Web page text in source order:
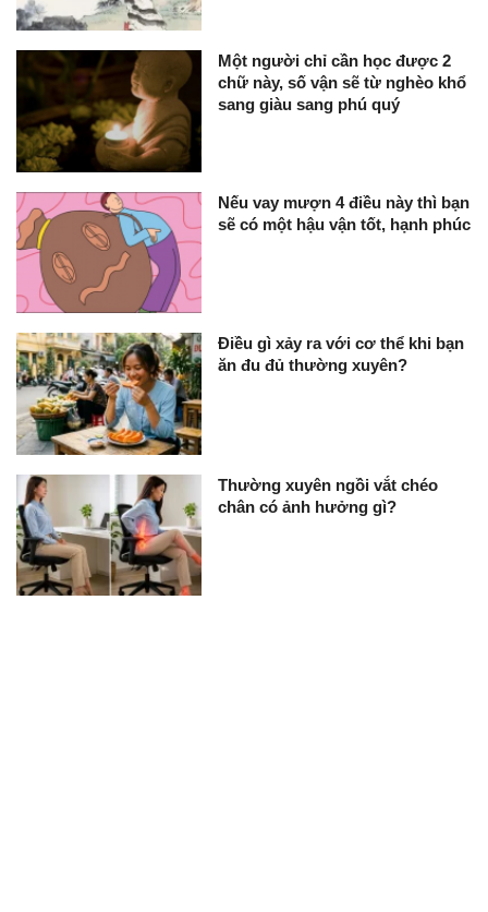
Một người chỉ cần học được 2
chữ này, số vận sẽ từ nghèo khổ
sang giàu sang phú quý
Nếu vay mượn 4 điều này thì bạn
sẽ có một hậu vận tốt, hạnh phúc
Điều gì xảy ra với cơ thể khi bạn
ăn đu đủ thường xuyên?
Thường xuyên ngồi vắt chéo
chân có ảnh hưởng gì?